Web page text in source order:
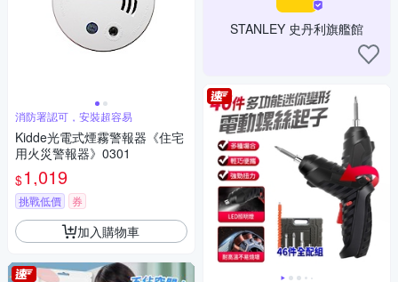
消防署認可，安裝超容易
Kidde光電式煙霧警報器《住宅
用火災警報器》0301
$1,019
挑戰低價 券
加入購物車
STANLEY 史丹利旗艦館